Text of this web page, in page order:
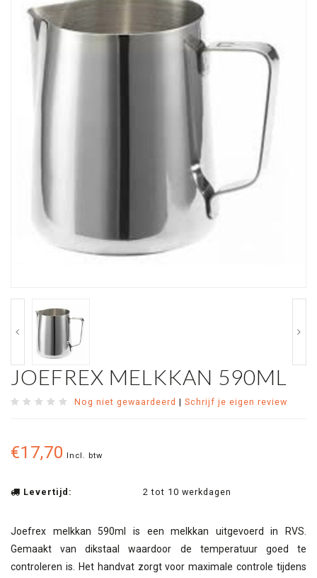
JOEFREX MELKKAN 590ML
Nog niet gewaardeerd | Schrijf je eigen review
€17,70 Incl. btw
Levertijd: 2 tot 10 werkdagen
Joefrex melkkan 590ml is een melkkan uitgevoerd in RVS.
Gemaakt van dikstaal waardoor de temperatuur goed te
controleren is. Het handvat zorgt voor maximale controle tijdens